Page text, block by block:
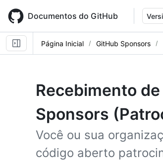
main
content
Documentos do GitHub
Página Inicial GitHub Sponsors
Recebimento
Sponsors
Você ou sua
código aberto